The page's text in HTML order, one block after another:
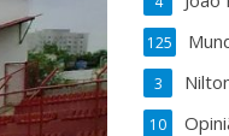
125
3
10